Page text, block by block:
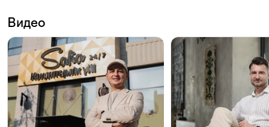
Видео